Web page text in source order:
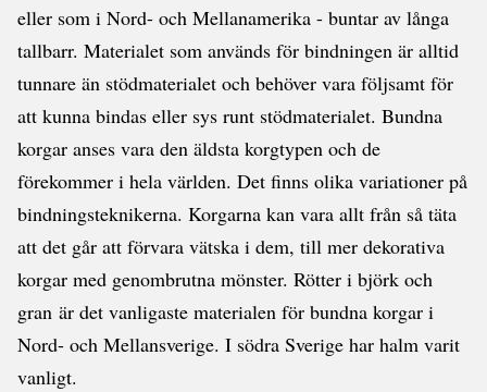
eller som i Nord- och Mellanamerika - buntar av långa
tallbarr. Materialet som används för bindningen är alltid
tunnare än stödmaterialet och behöver vara följsamt för
att kunna bindas eller sys runt stödmaterialet. Bundna
korgar anses vara den äldsta korgtypen och de
förekommer i hela världen. Det finns olika variationer på
bindningsteknikerna. Korgarna kan vara allt från så täta
att det går att förvara vätska i dem, till mer dekorativa
korgar med genombrutna mönster. Rötter i björk och
gran är det vanligaste materialen för bundna korgar i
Nord- och Mellansverige. I södra Sverige har halm varit
vanligt.